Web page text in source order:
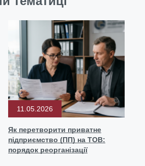
11.05.2026
Як перетворити приватне
підприємство (ПП) на ТОВ:
порядок реорганізації